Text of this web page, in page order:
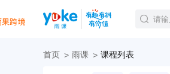
首页 雨课 课程列表